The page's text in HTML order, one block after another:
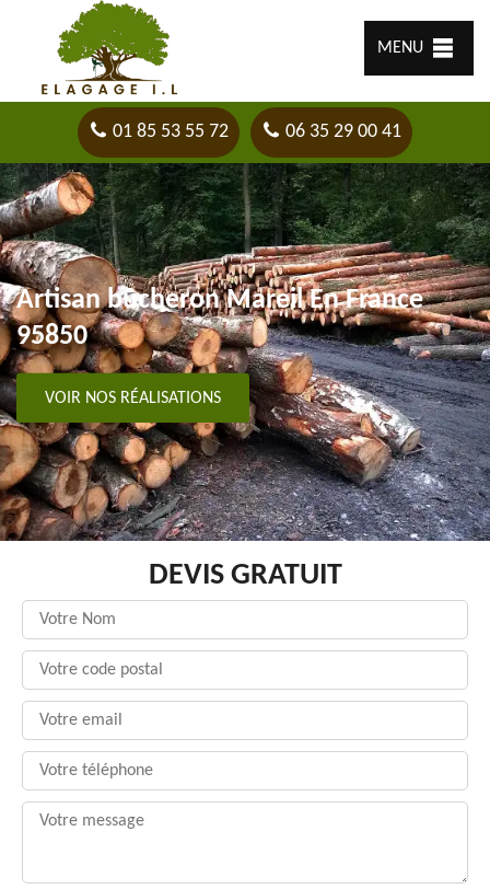
MENU
01 85 53 55 72 06 35 29 00 41
Artisan bûcheron Mareil En France
95850
VOIR NOS RÉALISATIONS
DEVIS GRATUIT